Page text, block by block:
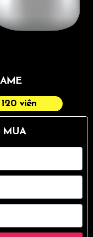
viên
MUA